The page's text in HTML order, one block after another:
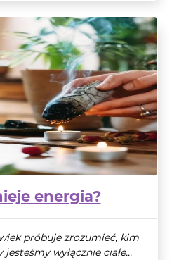
energia?
próbuje zrozumieć, kim
wyłącznie ciałe...